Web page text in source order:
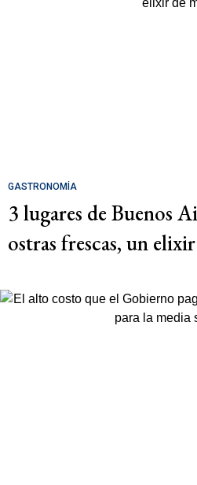
GASTRONOMÍA
3 lugares de Buenos
ostras frescas, un